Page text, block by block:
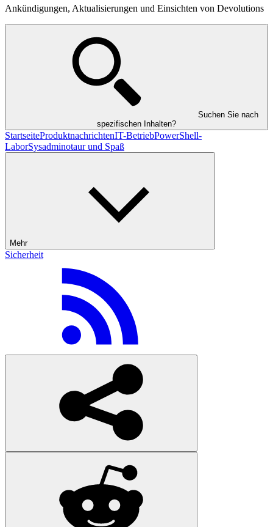
Ankündigungen, Aktualisierungen und Einsichten von Devolutions
Suchen Sie nach
spezifischen Inhalten?
StartseiteProduktnachrichtenIT-BetriebPowerShell-
LaborSysadminotaur und Spaß
Mehr
Sicherheit